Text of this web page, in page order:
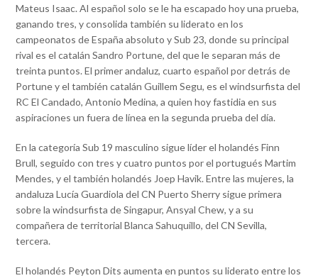
Mateus Isaac. Al español solo se le ha escapado hoy una prueba,
ganando tres, y consolida también su liderato en los
campeonatos de España absoluto y Sub 23, donde su principal
rival es el catalán Sandro Portune, del que le separan más de
treinta puntos. El primer andaluz, cuarto español por detrás de
Portune y el también catalán Guillem Segu, es el windsurfista del
RC El Candado, Antonio Medina, a quien hoy fastidia en sus
aspiraciones un fuera de línea en la segunda prueba del día.
En la categoría Sub 19 masculino sigue líder el holandés Finn
Brull, seguido con tres y cuatro puntos por el portugués Martim
Mendes, y el también holandés Joep Havik. Entre las mujeres, la
andaluza Lucía Guardiola del CN Puerto Sherry sigue primera
sobre la windsurfista de Singapur, Ansyal Chew, y a su
compañera de territorial Blanca Sahuquillo, del CN Sevilla,
tercera.
El holandés Peyton Dits aumenta en puntos su liderato entre los